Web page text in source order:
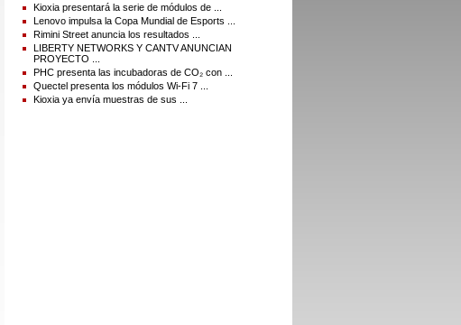
Kioxia presentará la serie de módulos de ...
Lenovo impulsa la Copa Mundial de Esports ...
Rimini Street anuncia los resultados ...
LIBERTY NETWORKS Y CANTV ANUNCIAN
PROYECTO ...
PHC presenta las incubadoras de CO₂ con ...
Quectel presenta los módulos Wi-Fi 7 ...
Kioxia ya envía muestras de sus ...